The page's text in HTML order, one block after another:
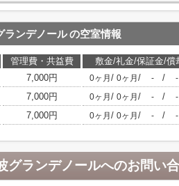
ランデノールの空室情報
管理費・共益費 敷金/礼金/保証金/償
7,000円 0ヶ月 / 0ヶ月 / - / -
7,000円 0ヶ月 / 0ヶ月 / - / -
7,000円 0ヶ月 / 0ヶ月 / - / -
グランデノールへのお問い